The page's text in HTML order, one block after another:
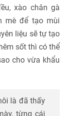
xào chân gà
mè để tạo mùi
liệu sẽ tự tạo
sốt thì có thể
cho vừa khẩu
là đã thấy
từng cái